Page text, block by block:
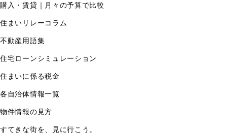
購入・賃貸｜月々の予算で比較
住まいリレーコラム
不動産用語集
住宅ローンシミュレーション
住まいに係る税金
各自治体情報一覧
物件情報の見方
すてきな街を、見に行こう。